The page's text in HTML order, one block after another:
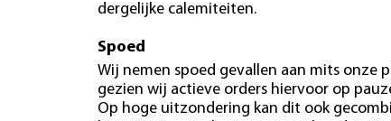
dergelijke calemiteiten.
Spoed
Wij nemen spoed gevallen aan mits onze
gezien wij actieve orders hiervoor op
Op hoge uitzondering kan dit ook